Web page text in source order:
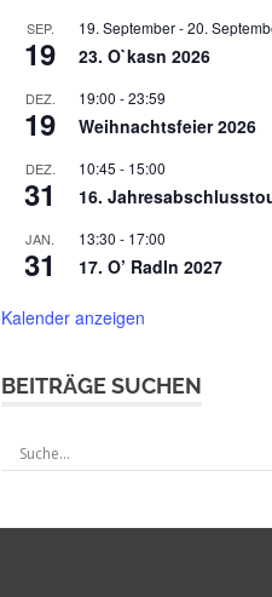
SEP.
19
19. September-20.
23. O`kasn 2026
DEZ.
19
19:00 -23:59
Weihnachtsfeier 2026
DEZ.
31
10:45 - 15:00
16.
JAN.
31
13:30 - 17:00
17. O’ Radln 2027
Kalender anzeigen
BEITRÄGE SUCHEN